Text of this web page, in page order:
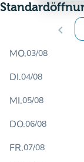
chevron_left
MO.03/08
DI.04/08
MI.05/08
DO.06/08
FR.07/08